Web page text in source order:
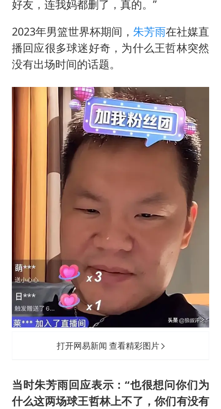
好友，连我妈都删了，真的。”
2023年男篮世界杯期间， 朱芳雨在社媒直
播回应很多球迷好奇，为什么王哲林突然
没有出场时间的话题。
打开网易新闻 查看精彩图片
当时朱芳雨回应表示：“也很想问你们为
什么这两场球王哲林上不了，你们有没有